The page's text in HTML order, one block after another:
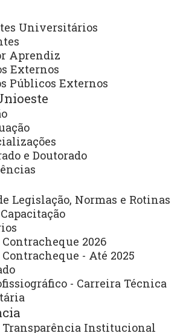
Universitários
Aprendiz
Externos
Públicos Externos
e Doutorado
Legislação, Normas e Rotinas
2026
- Até 2025
- Carreira Técnica
Transparência Institucional
de
Internacionais
Social
Assessoria de
Igualdade e Promoção
de
Geral
e
Avaliação Institucional
da Unioeste - CPA
DA
Editora Universitária
(EDUNIOESTE)